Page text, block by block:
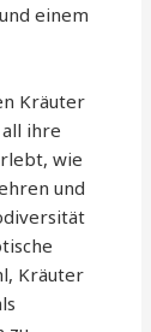
einem
Kräuter
ihre
wie
und
Kräuter